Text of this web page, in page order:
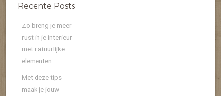
Recente Posts
Zo breng je meer
rust in je interieur
met natuurlijke
elementen
Met deze tips
maak je jouw